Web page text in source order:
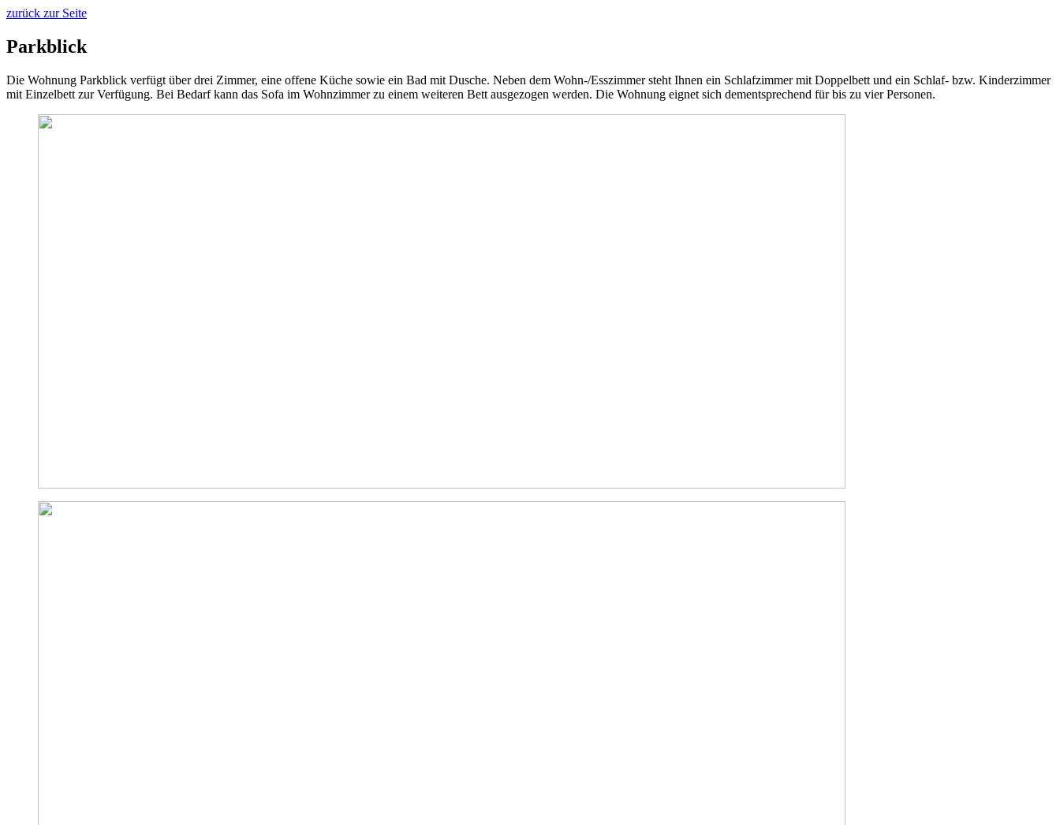
zurück zur Seite
Parkblick
Die Wohnung Parkblick verfügt über drei Zimmer, eine offene Küche sowie ein Bad mit Dusche. Neben dem Wohn-/Esszimmer steht Ihnen ein Schlafzimmer mit Doppelbett und ein Schlaf- bzw. Kinderzimmer
mit Einzelbett zur Verfügung. Bei Bedarf kann das Sofa im Wohnzimmer zu einem weiteren Bett ausgezogen werden. Die Wohnung eignet sich dementsprechend für bis zu vier Personen.